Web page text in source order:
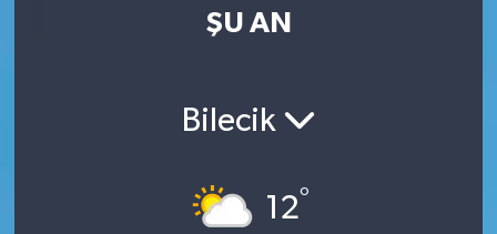
ŞU AN
Bilecik
12°
Son Dakika Haberleri